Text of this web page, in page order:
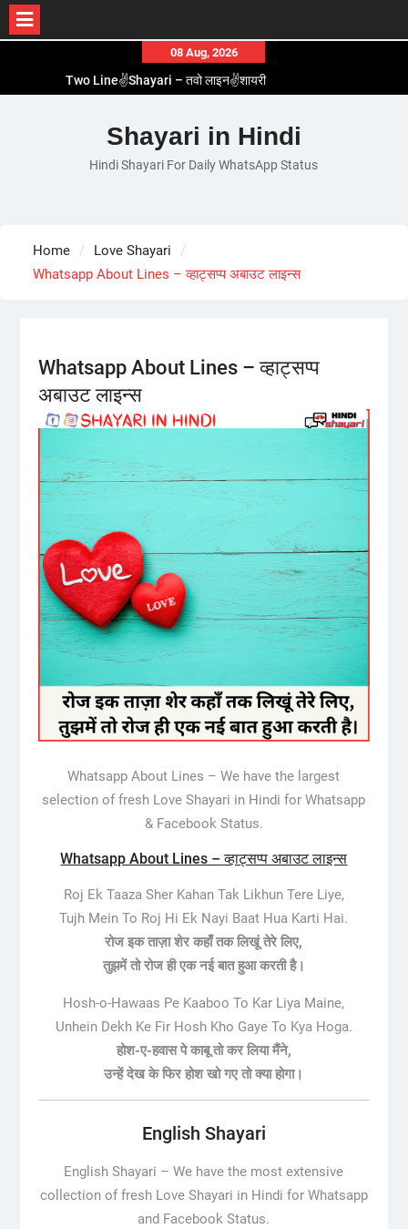
content
08 Aug, 2026
Two Line✌️Shayari – तवो लाइन✌️शायरी
Romantic Love😽Status – रोमांटिक लव😽स्टेटस
Love🥳Poetry In Hindi – लव🥳पोएट्री इन हिंदी
1 Line☝️Shayari In Hindi – १ लाइन☝️शायरी इन हिंदी
Shayari in Hindi
Hindi Shayari For Daily WhatsApp Status
Home
Love Shayari
Whatsapp About Lines – व्हाट्सप्प अबाउट लाइन्स
Whatsapp About Lines – व्हाट्सप्प
अबाउट लाइन्स
Whatsapp About Lines – We have the largest
selection of fresh Love Shayari in Hindi for Whatsapp
& Facebook Status.
Whatsapp About Lines – व्हाट्सप्प अबाउट लाइन्स
Roj Ek Taaza Sher Kahan Tak Likhun Tere Liye,
Tujh Mein To Roj Hi Ek Nayi Baat Hua Karti Hai.
रोज इक ताज़ा शेर कहाँ तक लिखूं तेरे लिए,
तुझमें तो रोज ही एक नई बात हुआ करती है।
Hosh-o-Hawaas Pe Kaaboo To Kar Liya Maine,
Unhein Dekh Ke Fir Hosh Kho Gaye To Kya Hoga.
होश-ए-हवास पे काबू तो कर लिया मैंने,
उन्हें देख के फिर होश खो गए तो क्या होगा।
English Shayari
English Shayari –We have the most extensive
collection of fresh Love Shayari in Hindi for Whatsapp
and Facebook Status.